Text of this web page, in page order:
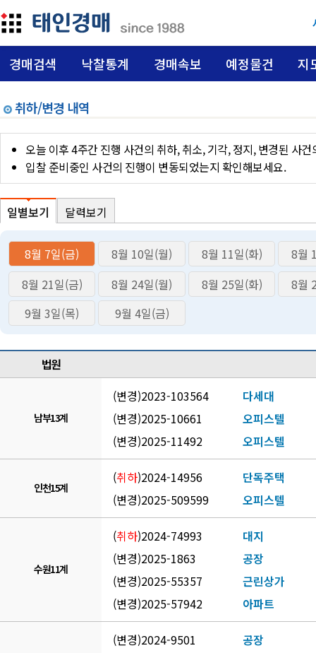
경매검색 낙찰통계 경매속보 예정물건 지
취하/변경 내역
오늘 이후 4주간 진행 사건의 취하, 취소, 기각, 정지, 변경된 사
입찰 준비중인 사건의 진행이 변동되었는지 확인해보세요.
일별보기 달력보기
8월 7일(금) 8월 10일(월) 8월 11일(화)
8월
8월 21일(금)
8월 24일(월) 8월 25일(화)
8월
9월 3일(목)
9월 4일(금)
법원
남부13계
(변경)2023-103564
다세대
(변경)2025-10661
오피스텔
(변경)2025-11492 오피스텔
인천15계
(취하)2024-14956
단독주택
(변경)2025-509599 오피스텔
수원11계
(취하)2024-74993
대지
(변경)2025-1863
공장
(변경)2025-55357
근린상가
(변경)2025-57942 아파트
(변경)2024-9501
공장